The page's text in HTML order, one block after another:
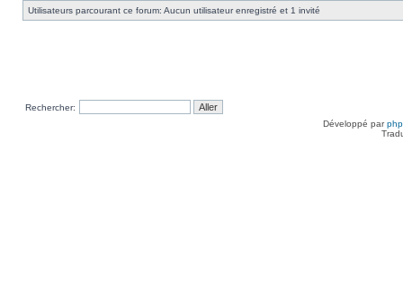
Utilisateurs parcourant ce forum: Aucun utilisateur enregistré et 1 invité
Rechercher:
Développé par